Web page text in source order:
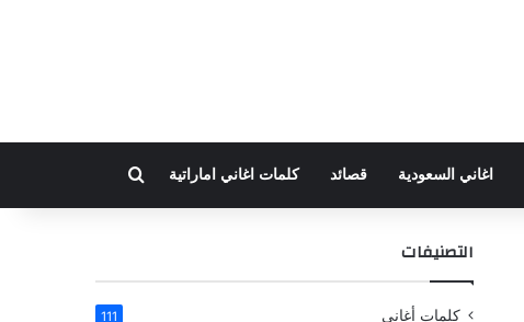
اغاني السعودية قصائد كلمات اغاني اماراتية
التصنيفات
كلمات أغاني 111